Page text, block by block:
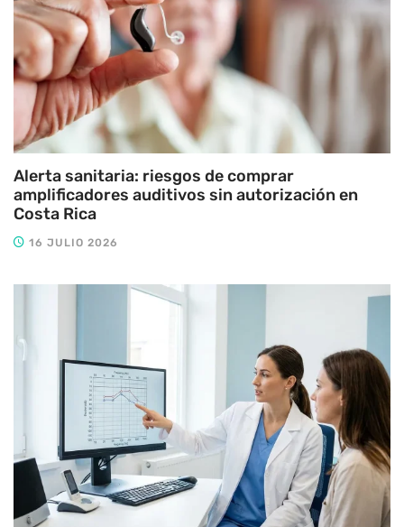
Alerta sanitaria: riesgos de comprar
amplificadores auditivos sin autorización en
Costa Rica
16 JULIO 2026